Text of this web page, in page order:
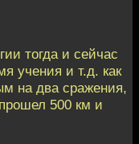
тогда и сейчас
учения и т.д. как
на два сражения,
500 км и